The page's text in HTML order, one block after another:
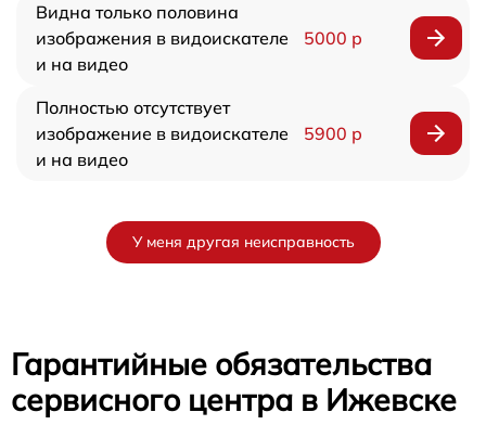
Видна только половина
изображения в видоискателе
и на видео
5000 р
Полностью отсутствует
изображение в видоискателе
и на видео
5900 р
У меня другая неисправность
Гарантийные обязательства
сервисного центра в Ижевске